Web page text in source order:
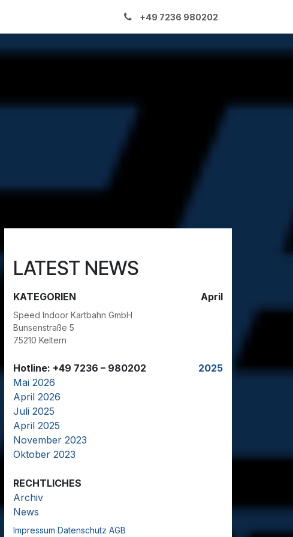
+49 7236 980202
LATEST NEWS
KATEGORIEN April
Speed Indoor Kartbahn GmbH
Bunsenstraße 5
75210 Keltern
Hotline: +49 7236 – 980202
2025
Mai 2026
April 2026
Juli 2025
April 2025
November 2023
Oktober 2023
RECHTLICHES
Archiv
News
Impressum Datenschutz AGB